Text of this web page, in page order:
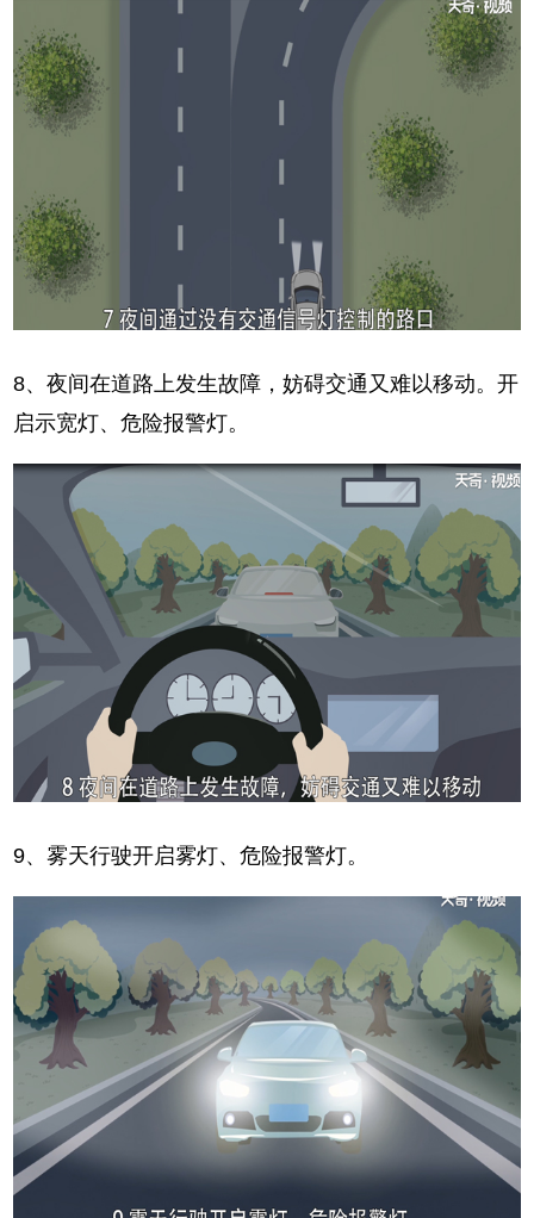
8、夜间在道路上发生故障，妨碍交通又难以移动。开
启示宽灯、危险报警灯。
9、雾天行驶开启雾灯、危险报警灯。